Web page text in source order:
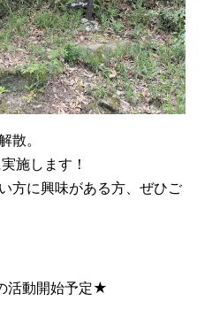
散。
施します！
方に興味がある方、ぜひご
活動開始予定★